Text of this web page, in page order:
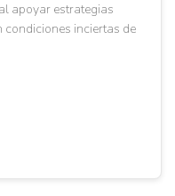
apoyar estrategias
condiciones inciertas de